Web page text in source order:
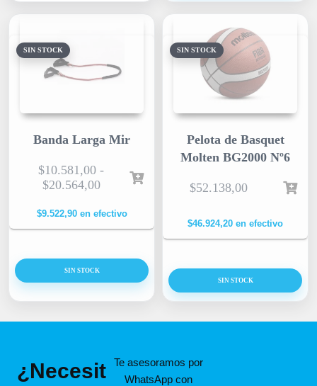
SIN STOCK
Banda Larga Mir
$10.581,00 -
$20.564,00
$9.522,90en efectivo
SIN STOCK
SIN STOCK
Pelota de Basquet
Molten BG2000 Nº6
$52.138,00
$46.924,20 en efectivo
SIN STOCK
¿Necesit
Te asesoramos por
WhatsApp con